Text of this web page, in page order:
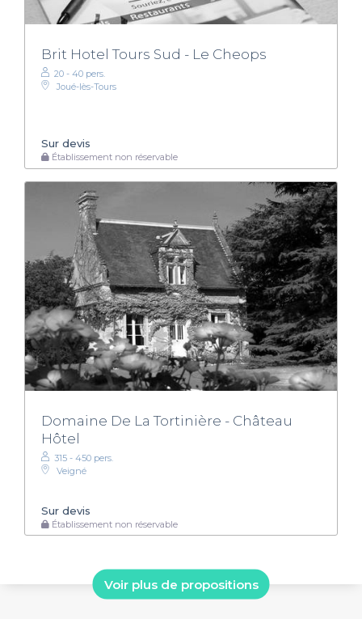
Brit Hotel Tours Sud - Le Cheops
20 - 40 pers.
Joué-lès-Tours
Sur devis
Établissement non réservable
Domaine De La Tortinière - Château
Hôtel
315 - 450 pers.
Veigné
Sur devis
Établissement non réservable
Voir plus de propositions